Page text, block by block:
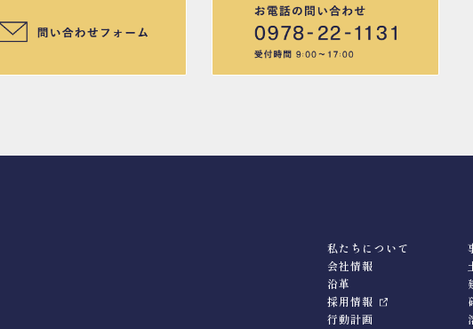
私たちについて
会社情報
沿革
採用情報
行動計画